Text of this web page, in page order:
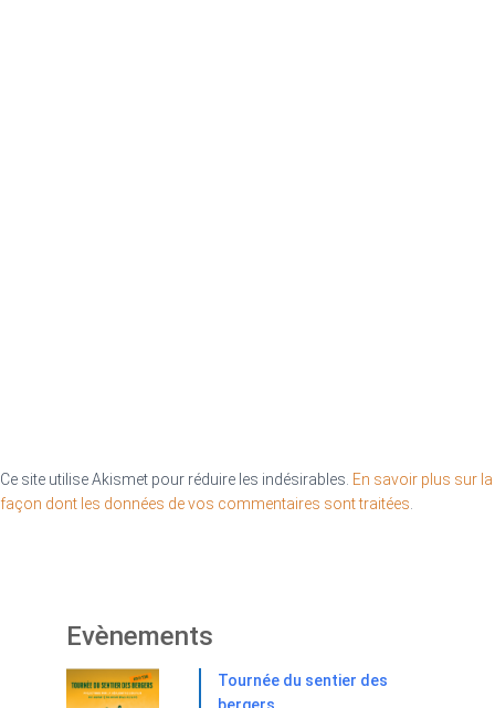
Ce site utilise Akismet pour réduire les indésirables. En savoir plus sur la
façon dont les données de vos commentaires sont traitées
Evènements
Tournée du sentier des
bergers